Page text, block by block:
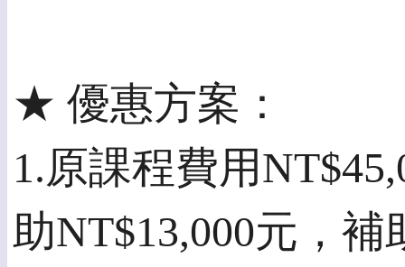
★ 優惠方案：
1.原課程費用
助NT$13,000元，